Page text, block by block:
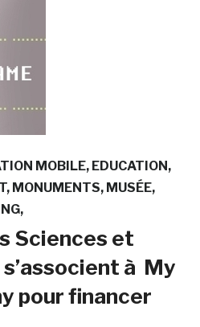
MOBILE EDUCATION
MONUMENTS MUSÉE
Sciences et
à My
pour financer